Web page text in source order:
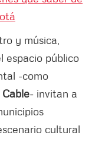
y música,
espacio público
-como
Cable- invitan a
cultural